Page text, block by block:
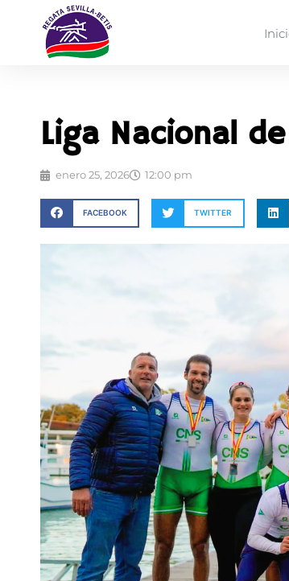
Liga Nacional
enero 25, 2026 12:00 pm
FACEBOOK TWITTER